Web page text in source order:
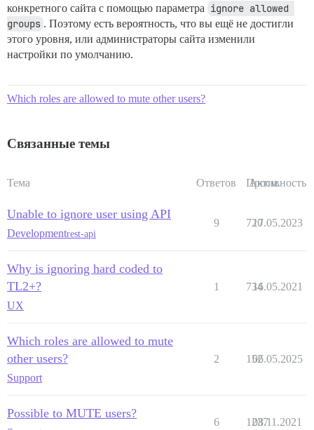
конкретного сайта с помощью параметра ignore allowed
groups . Поэтому есть вероятность, что вы ещё не достигли
этого уровня, или администраторы сайта изменили
настройки по умолчанию.
Which roles are allowed to mute other users?
Связанные темы
Тема Ответов Просм.
Активность
Unable to ignore user using API
Developmentrest-api
9 720
17.05.2023
Why is ignoring hard coded to
TL2+?
UX
1 734
16.05.2021
Which roles are allowed to mute
other users?
Support
2 152
06.05.2025
Possible to MUTE users?
6 1237
08.11.2021